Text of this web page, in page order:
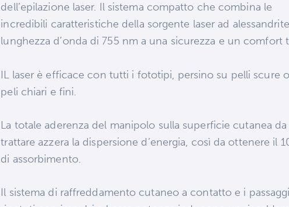
dell’epilazione laser. Il sistema compatto che combina le
incredibili caratteristiche della sorgente laser ad
lunghezza d’onda di 755 nm a una sicurezza e un comfort
IL laser è efficace con tutti i fototipi, persino su pelli scure
peli chiari e fini.
La totale aderenza del manipolo sulla superficie cutanea da
trattare azzera la dispersione d’energia, così da ottenere il
di assorbimento.
Il sistema di raffreddamento cutaneo a contatto e i